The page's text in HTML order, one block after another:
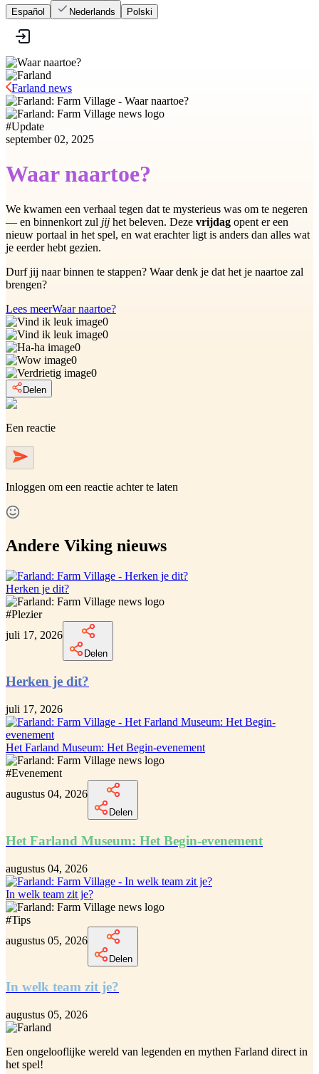
Español
Nederlands Polski
Farland news
#Update
september 02, 2025
Waar naartoe?
We kwamen een verhaal tegen dat te mysterieus was om te negeren
— en binnenkort zul jij het beleven. Deze vrijdag opent er een
nieuw portaal in het spel, en wat erachter ligt is anders dan alles wat
je eerder hebt gezien.
Durf jij naar binnen te stappen? Waar denk je dat het je naartoe zal
brengen?
Lees meerWaar naartoe?
0
0
0
0
0
Delen
Een reactie
Inloggen om een reactie achter te laten
Andere Viking nieuws
Herken je dit?
#Plezier
juli 17, 2026
Delen
Herken je dit?
juli 17, 2026
Het Farland Museum: Het Begin-evenement
#Evenement
augustus 04, 2026
Delen
Het Farland Museum: Het Begin-evenement
augustus 04, 2026
In welk team zit je?
#Tips
augustus 05, 2026
Delen
In welk team zit je?
augustus 05, 2026
Een ongelooflijke wereld van legenden en mythen Farland direct in
het spel!